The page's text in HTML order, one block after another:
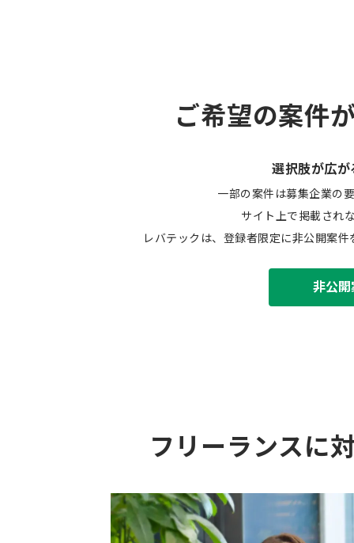
ご希望の案件
選択肢が広が
一部の案件は募集企業の
サイト上で掲載され
レバテックは、登録者限定に非公開案
非公
フリーランスに